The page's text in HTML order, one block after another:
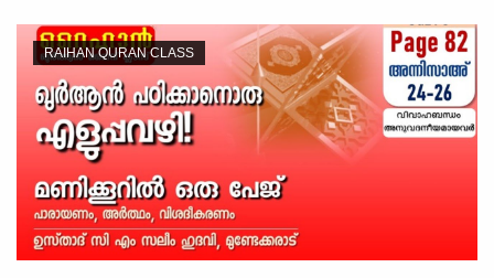
RAIHAN QURAN CLASS